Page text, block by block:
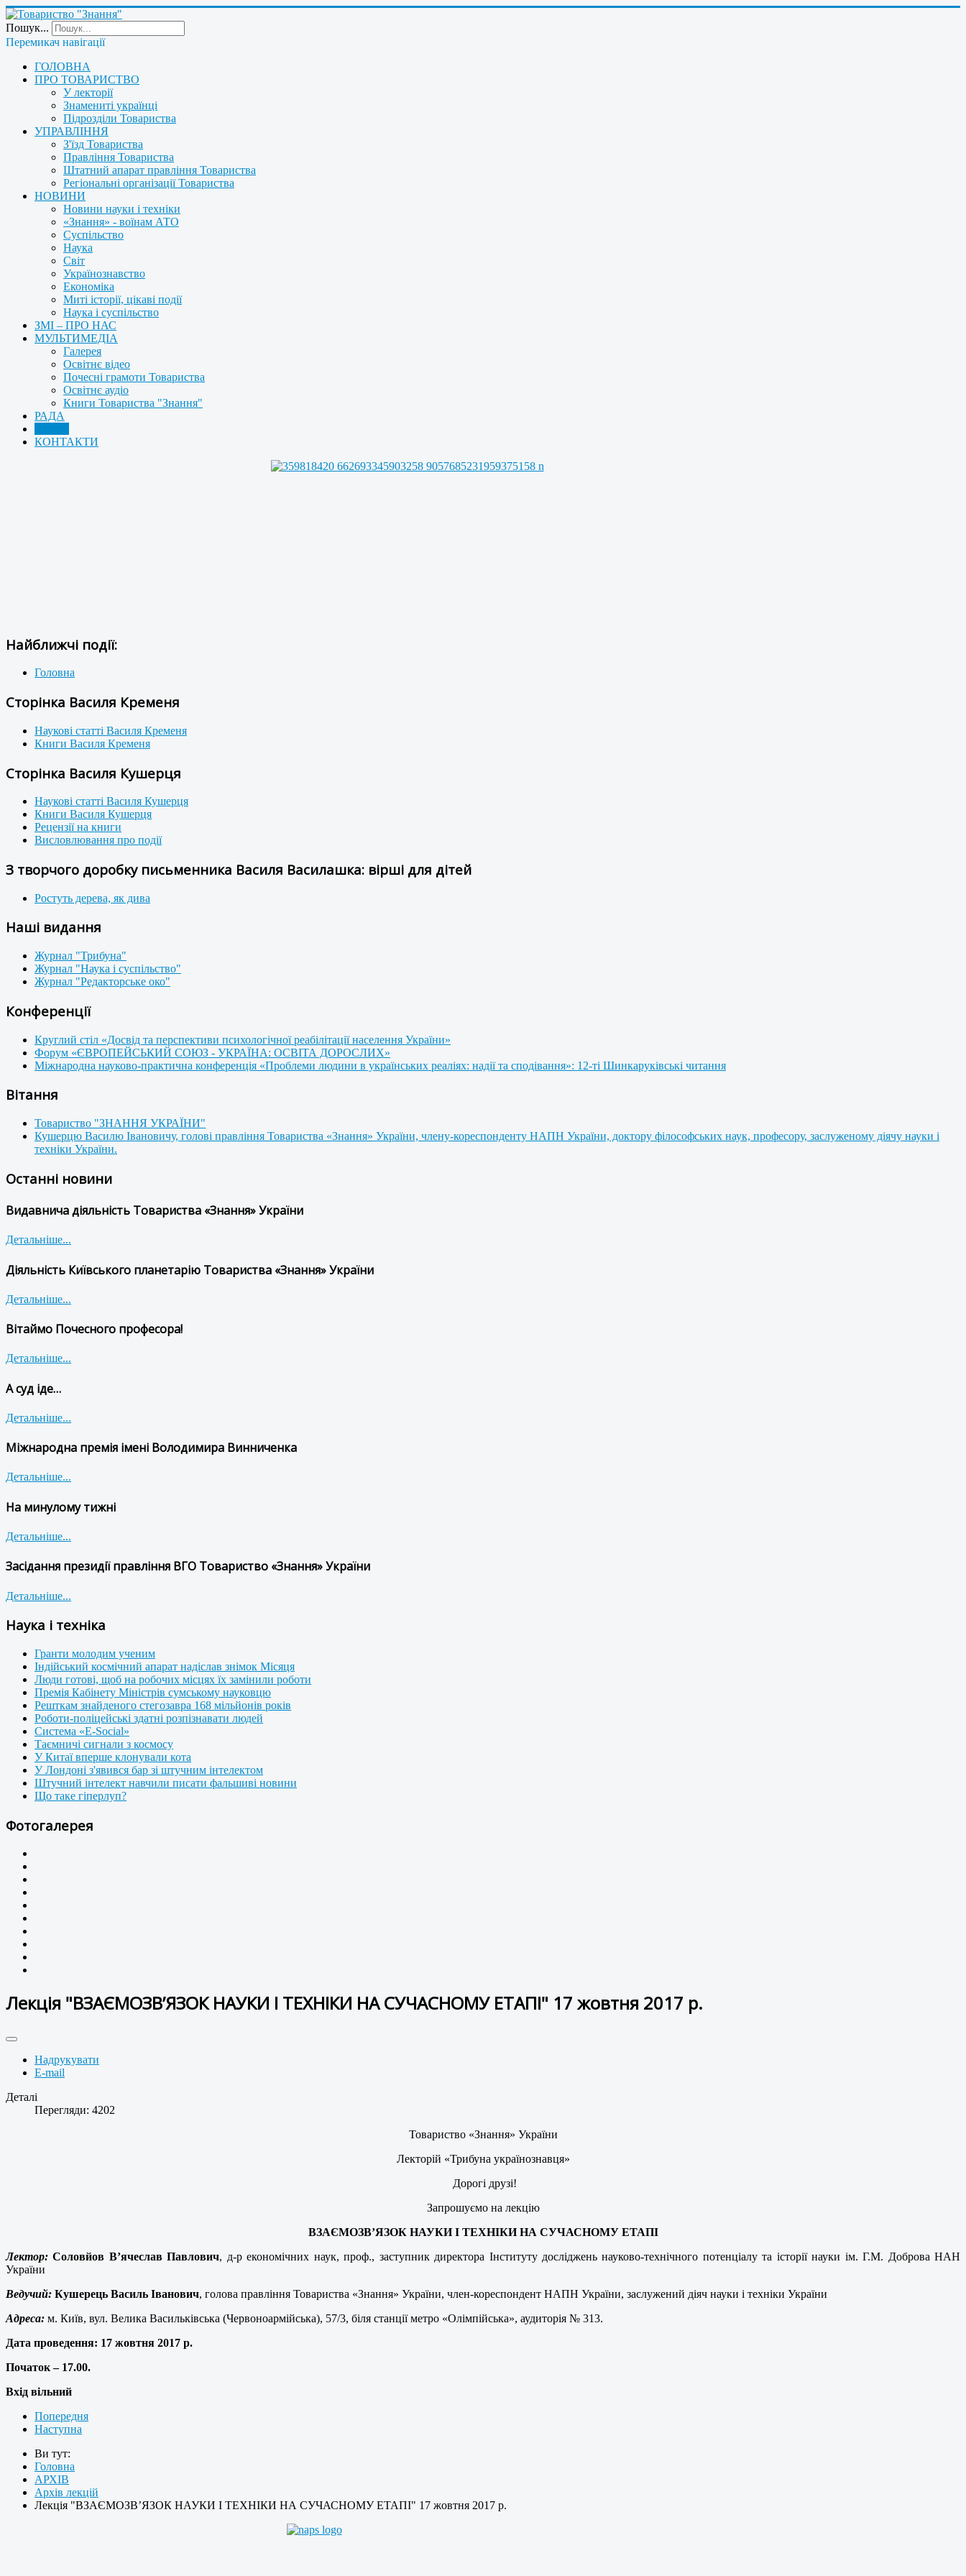
Пошук...
Перемикач навігації
ГОЛОВНА
ПРО ТОВАРИСТВО
У лекторії
Знамениті українці
Підрозділи Товариства
УПРАВЛІННЯ
З'їзд Товариства
Правління Товариства
Штатний апарат правління Товариства
Регіональні організації Товариства
НОВИНИ
Новини науки і техніки
«Знання» - воїнам АТО
Суспільство
Наука
Світ
Українознавство
Економіка
Миті історії, цікаві події
Наука і суспільство
ЗМІ – ПРО НАС
МУЛЬТИМЕДІА
Галерея
Освітнє відео
Почесні грамоти Товариства
Освітнє аудіо
Книги Товариства "Знання"
РАДА
КОНТАКТИ
Найближчі події:
Головна
Сторінка Василя Кременя
Наукові статті Василя Кременя
Книги Василя Кременя
Сторінка Василя Кушерця
Наукові статті Василя Кушерця
Книги Василя Кушерця
Рецензії на книги
Висловлювання про події
З творчого доробку письменника Василя Василашка: вірші для дітей
Ростуть дерева, як дива
Наші видання
Журнал "Трибуна"
Журнал "Наука і суспільство"
Журнал "Редакторське око"
Конференції
Круглий стіл «Досвід та перспективи психологічної реабілітації населення України»
Форум «ЄВРОПЕЙСЬКИЙ СОЮЗ - УКРАЇНА: ОСВІТА ДОРОСЛИХ»
Міжнародна науково-практична конференція «Проблеми людини в українських реаліях: надії та сподівання»: 12-ті Шинкаруківські читання
Вітання
Товариство "ЗНАННЯ УКРАЇНИ"
Кушерцю Василю Івановичу, голові правління Товариства «Знання» України, члену-кореспонденту НАПН України, доктору філософських наук, професору, заслуженому діячу науки і
техніки України.
Останні новини
Видавнича діяльність Товариства «Знання» України
Детальніше...
Діяльність Київського планетарію Товариства «Знання» України
Детальніше...
Вітаймо Почесного професора!
Детальніше...
А суд іде…
Детальніше...
Міжнародна премія імені Володимира Винниченка
Детальніше...
На минулому тижні
Детальніше...
Засідання президії правління ВГО Товариство «Знання» України
Детальніше...
Наука і техніка
Гранти молодим ученим
Індійський космічний апарат надіслав знімок Місяця
Люди готові, щоб на робочих місцях їх замінили роботи
Премія Кабінету Міністрів сумському науковцю
Решткам знайденого стегозавра 168 мільйонів років
Роботи-поліцейські здатні розпізнавати людей
Система «E-Social»
Таємничі сигнали з космосу
У Китаї вперше клонували кота
У Лондоні з'явився бар зі штучним інтелектом
Штучний інтелект навчили писати фальшиві новини
Що таке гіперлуп?
Фотогалерея
Лекція "ВЗАЄМОЗВ’ЯЗОК НАУКИ І ТЕХНІКИ НА CУЧАСНОМУ ЕТАПІ" 17 жовтня 2017 р.
Надрукувати
E-mail
Деталі
Перегляди: 4202
Товариство «Знання» України
Лекторій «Трибуна українознавця»
Дорогі друзі!
Запрошуємо на лекцію
ВЗАЄМОЗВ’ЯЗОК НАУКИ І ТЕХНІКИ НА CУЧАСНОМУ ЕТАПІ
Лектор: Соловйов В’ячеслав Павлович, д-р економічних наук, проф., заступник директора Інституту досліджень науково-технічного потенціалу та історії науки ім. Г.М. Доброва НАН
України
Ведучий: Кушерець Василь Іванович, голова правління Товариства «Знання» України, член-кореспондент НАПН України, заслужений діяч науки і техніки України
Адреса: м. Київ, вул. Велика Васильківська (Червоноармійська), 57/3, біля станції метро «Олімпійська», аудиторія № 313.
Дата проведення: 17 жовтня 2017 р.
Початок – 17.00.
Вхід вільний
Попередня
Наступна
Ви тут:
Головна
АРХІВ
Архів лекцій
Лекція "ВЗАЄМОЗВ’ЯЗОК НАУКИ І ТЕХНІКИ НА CУЧАСНОМУ ЕТАПІ" 17 жовтня 2017 р.